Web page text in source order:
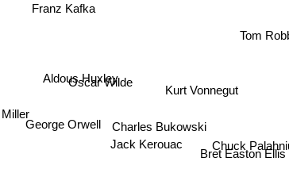
Bret Easton Ellis
Chuck
Charles Bukowski
Jack Kerouac
Oscar Wilde Kurt Vonnegut
Aldous Huxley
Tom
George Orwell
Franz Kafka